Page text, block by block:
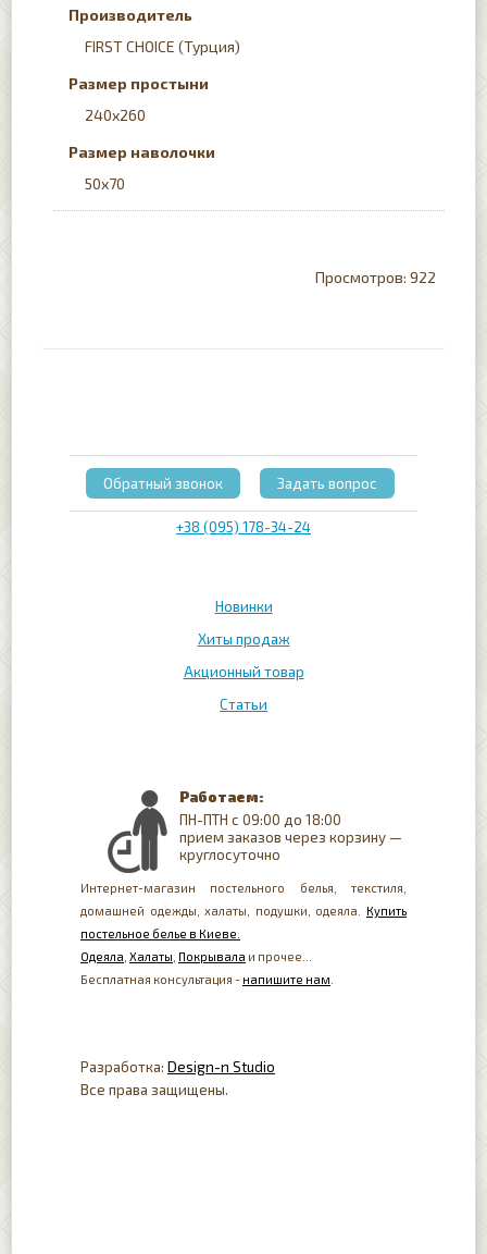
Производитель
FIRST CHOICE (Турция)
Размер простыни
240x260
Размер наволочки
50х70
922
Новинки
Хиты продаж
Акционный товар
Статьи
+38 (095) 178-34-24
Обратный звонок Задать вопрос
Работаем:
ПН-ПТН с 09:00 до 18:00
прием заказов через корзину —
круглосуточно
Интернет-магазин постельного белья, текстиля,
домашней одежды, халаты, подушки, одеяла. Купить
постельное белье в Киеве.
Одеяла Халаты Покрывала и прочее...
Бесплатная консультация - напишите нам
Разработка: Design-n Studio
Все права защищены.